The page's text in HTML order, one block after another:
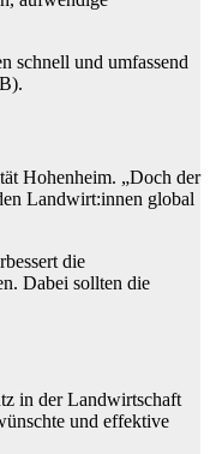
schnell und umfassend
Hohenheim. „Doch der
Landwirt:innen global
die
Dabei sollten die
in der Landwirtschaft
und effektive